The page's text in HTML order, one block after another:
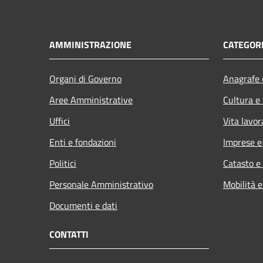
AMMINISTRAZIONE
Organi di Governo
Aree Amministrative
Uffici
Enti e fondazioni
Politici
Personale Amministrativo
Documenti e dati
Cultura
Vita
Imprese
Catasto
Mobilità
CONTATTI